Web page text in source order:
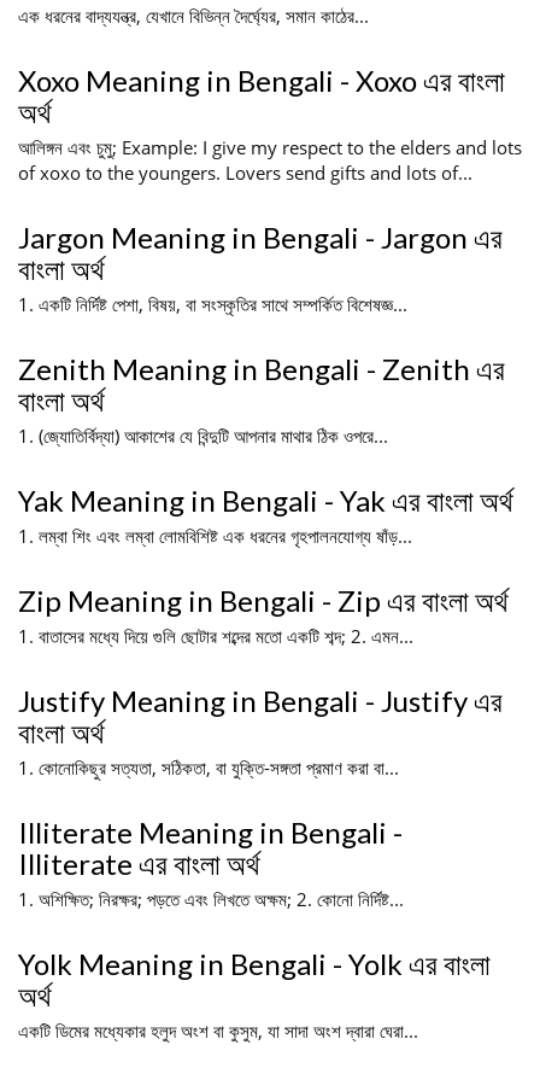
এক ধরনের বাদ্যযন্ত্র, যেখানে বিভিন্ন দৈর্ঘ্যের, সমান কাঠের...
Xoxo Meaning in Bengali - Xoxo এর বাংলা
অর্থ
আলিঙ্গন এবং চুমু; Example: I give my respect to the elders and lots
of xoxo to the youngers. Lovers send gifts and lots of...
Jargon Meaning in Bengali - Jargon এর
বাংলা অর্থ
1. একটি নির্দিষ্ট পেশা, বিষয়, বা সংস্কৃতির সাথে সম্পর্কিত বিশেষজ্ঞ...
Zenith Meaning in Bengali - Zenith এর
বাংলা অর্থ
1. (জ্যোতির্বিদ্যা) আকাশের যে বিন্দুটি আপনার মাথার ঠিক ওপরে...
Yak Meaning in Bengali - Yak এর বাংলা অর্থ
1. লম্বা শিং এবং লম্বা লোমবিশিষ্ট এক ধরনের গৃহপালনযোগ্য ষাঁড়...
Zip Meaning in Bengali - Zip এর বাংলা অর্থ
1. বাতাসের মধ্যে দিয়ে গুলি ছোটার শব্দের মতো একটি শব্দ; 2. এমন...
Justify Meaning in Bengali - Justify এর
বাংলা অর্থ
1. কোনোকিছুর সত্যতা, সঠিকতা, বা যুক্তি-সঙ্গতা প্রমাণ করা বা...
Illiterate Meaning in Bengali -
Illiterate এর বাংলা অর্থ
1. অশিক্ষিত; নিরক্ষর; পড়তে এবং লিখতে অক্ষম; 2. কোনো নির্দিষ্ট...
Yolk Meaning in Bengali - Yolk এর বাংলা
অর্থ
একটি ডিমের মধ্যেকার হলুদ অংশ বা কুসুম, যা সাদা অংশ দ্বারা ঘেরা...